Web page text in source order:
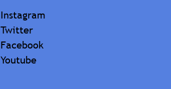
Instagram
Twitter
Facebook
Youtube